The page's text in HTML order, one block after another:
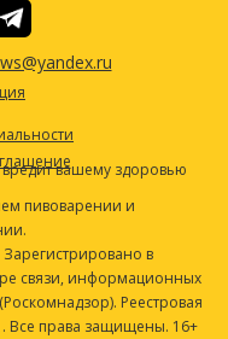
вашему здоровью
пивоварении и
в
связи, информационных
Реестровая
Все права защищены. 16+